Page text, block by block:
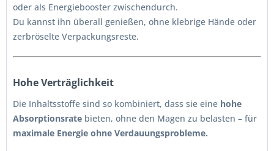
oder als Energiebooster zwischendurch.
Du kannst ihn überall genießen, ohne klebrige Hände oder
zerbröselte Verpackungsreste.
Hohe Verträglichkeit
Die Inhaltsstoffe sind so kombiniert, dass sie eine hohe
Absorptionsrate bieten, ohne den Magen zu belasten – für
maximale Energie ohne Verdauungsprobleme.